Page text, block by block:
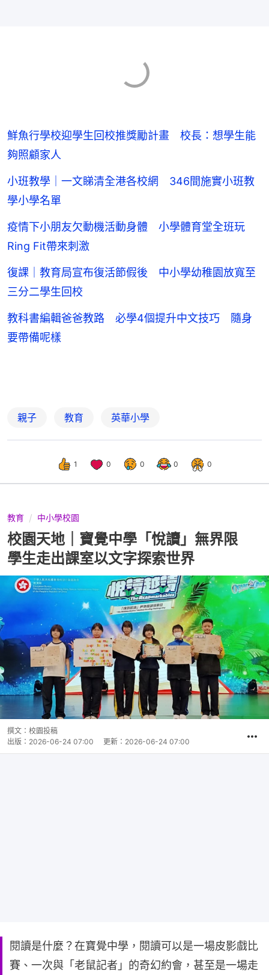
鮮魚行學校迎學生回校推獎勵計畫 校長：想學生能
夠照顧家人
小班教學｜一文睇清全港各校網 346間施實小班教
學小學名單
疫情下小朋友欠動機活動身體 小學體育堂全班玩
Ring Fit帶來刺激
復課｜教育局宣布復活節假後 中小學幼稚園放寬至
三分二學生回校
教科書編輯爸爸教路 必學4個提升中文技巧 隨身
要帶備呢樣
親子 教育 英華小學
1 0 0 0 0
教育 中小學校園
校園天地｜寶覺中學「悅讀」無界限
學生走出課室以文字探索世界
撰文： 校園投稿
出版： 2026-06-24 07:00 更新： 2026-06-24 07:00
閱讀是什麼？在寶覺中學，閱讀可以是一場皮影戲比
賽、一次與「老鼠記者」的奇幻約會，甚至是一場走